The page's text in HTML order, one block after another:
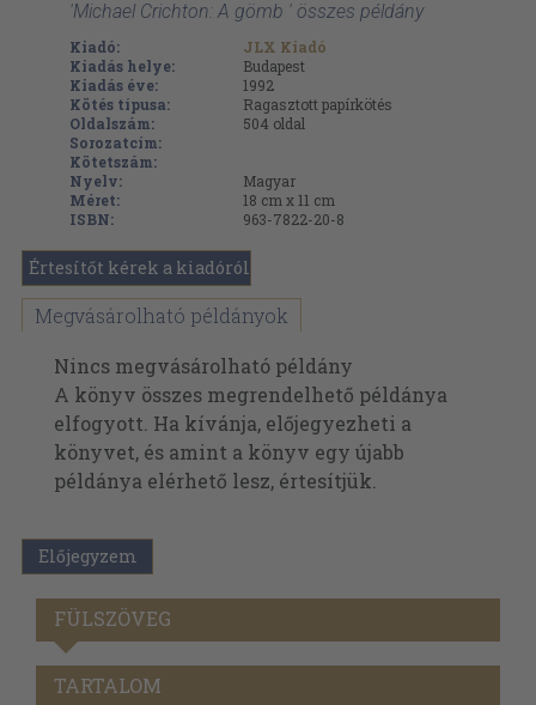
'Michael Crichton: A gömb ' összes példány
Kiadó:
JLX Kiadó
Kiadás helye:
Budapest
Kiadás éve:
1992
Kötés típusa:
Ragasztott papírkötés
Oldalszám:
504 oldal
Sorozatcím:
Kötetszám:
Nyelv:
Magyar
Méret:
18 cm x 11 cm
ISBN:
963-7822-20-8
Értesítőt kérek a kiadóról
Megvásárolható példányok
Nincs megvásárolható példány
A könyv összes megrendelhető példánya
elfogyott. Ha kívánja, előjegyezheti a
könyvet, és amint a könyv egy újabb
példánya elérhető lesz, értesítjük.
Előjegyzem
FÜLSZÖVEG
TARTALOM